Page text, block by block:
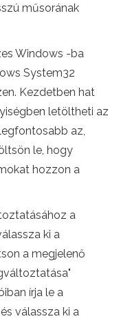
műsorának
Windows -ba
System32
Kezdetben hat
letöltheti az
az,
le, hogy
hozzon a
a
ki a
a megjelenő
írja le a
válassza ki a